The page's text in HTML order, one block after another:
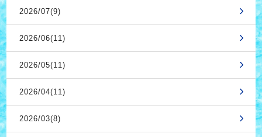
2026/07(9)
2026/06(11)
2026/05(11)
2026/04(11)
2026/03(8)